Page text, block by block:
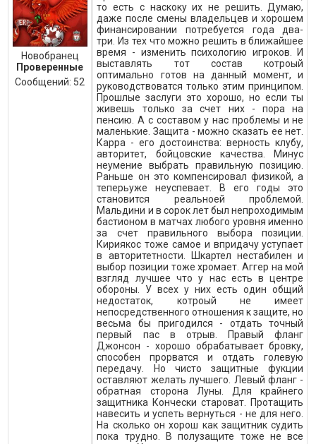
Новобранец
Проверенные
Сообщений: 52
то есть с наскоку их не решить. Думаю,
даже после смены владельцев и хорошем
финансировании потребуется года два-
три. Из тех что можно решить в ближайшее
время - изменить психологию игроков. И
выставлять тот состав котроый
оптимально готов на данный момент, и
руководствоватся только этим принципом.
Прошлые заслуги это хорошо, но если ты
живешь только за счет них - пора на
пенсию. А с составом у нас проблемы и не
маленькие. Защита - можно сказать ее нет.
Карра - его достоинства: верность клубу,
авторитет, бойцовские качества. Минус
неумение выбрать правильную позицию.
Раньше он это компенсировал физикой, а
теперьуже неуспевает. В его годы это
становится реальноей проблемой.
Мальдини и в сорок лет был непроходимым
бастионом в матчах любого уровня именно
за счет правильного выбора позиции.
Кириякос тоже самое и впридачу уступает
в авторитетности. Шкартел нестабилен и
выбор позиции тоже хромает. Аггер на мой
взгляд лучшее что у нас есть в центре
обороны. У всех у них есть один общий
недостаток, котроый не имеет
непосредственного отношения к защите, но
весьма бы пригодился - отдать точный
первый пас в отрыв. Правый фланг
Джонсон - хорошо обрабатывает бровку,
способен прорватся и отдать голевую
передачу. Но чисто защитные фукции
оставляют желать лучшего. Левый фланг -
обратная сторона Луны. Для крайнего
защитника Кончески староват. Протащить
навесить и успеть вернуться - не для него.
На сколько он хорош как защитник судить
пока трудно. В полузащите тоже не все